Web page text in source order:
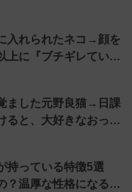
入れられたネコ→顔を
上に『ブチギレてい…
ました元野良猫→日課
ると、大好きなおっ…
持っている特徴5選
？温厚な性格になる…